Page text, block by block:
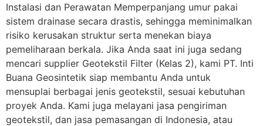
Instalasi dan Perawatan Memperpanjang umur pakai
sistem drainase secara drastis, sehingga meminimalkan
risiko kerusakan struktur serta menekan biaya
pemeliharaan berkala. Jika Anda saat ini juga sedang
mencari supplier Geotekstil Filter (Kelas 2), kami PT. Inti
Buana Geosintetik siap membantu Anda untuk
mensuplai berbagai jenis geotekstil, sesuai kebutuhan
proyek Anda. Kami juga melayani jasa pengiriman
geotekstil, dan jasa pemasangan di Indonesia, atau